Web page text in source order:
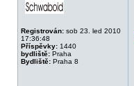
Registrován: sob 23. led 2010
17:36:48
Příspěvky: 1440
bydliště: Praha
Bydliště: Praha 8